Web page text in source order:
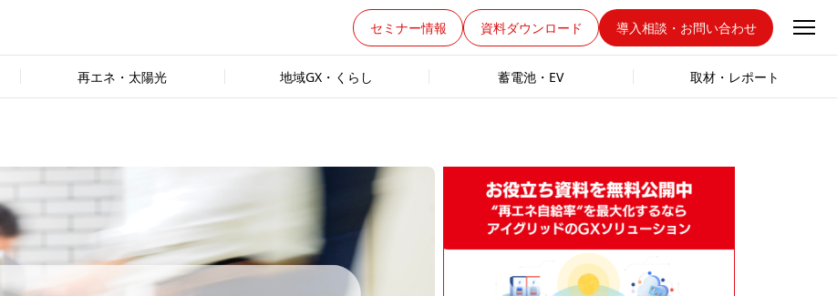
セミナー情報 資料ダウンロード 導入相談・お問い合わせ
再エネ・太陽光 地域GX・くらし 蓄電池・EV 取材・レポート